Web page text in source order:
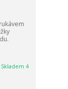
Skladem 4